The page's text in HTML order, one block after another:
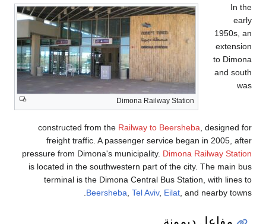
constructed from the
freight traffic. A
pressure from Dimona's
is located in the
terminal is the
Beersheba